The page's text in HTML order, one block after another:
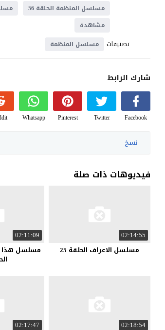
مسلسل المنظمة الحلقة 56
مشاهدة
تصنيفات مسلسل المنظمة
شارك الرابط
Facebook
Twitter
Pinterest
Whatsapp
نسخ
فيديوهات ذات صلة
02:14:55
مسلسل الاعراف الحلقة 25
02:11:09
مسلسل هذا
02:18:54
02:17:47